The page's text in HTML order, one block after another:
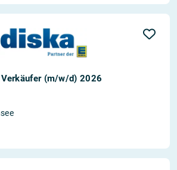
(m/w/d) 2026